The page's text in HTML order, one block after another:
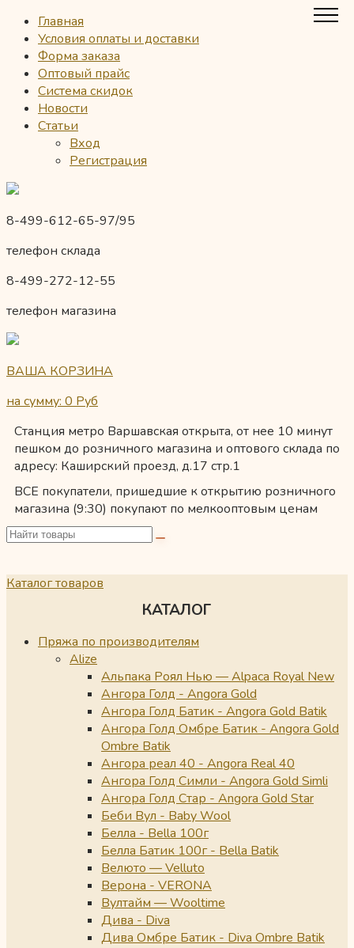
Главная
Условия оплаты и доставки
Форма заказа
Оптовый прайс
Система скидок
Новости
Статьи
Вход
Регистрация
8-499-612-65-97/95
телефон склада
8-499-272-12-55
телефон магазина
ВАША КОРЗИНА
на сумму: 0 Руб
Станция метро Варшавская открыта, от нее 10 минут
пешком до розничного магазина и оптового склада по
адресу: Каширский проезд, д.17 стр.1
ВСЕ покупатели, пришедшие к открытию розничного
магазина (9:30) покупают по мелкооптовым ценам
Каталог товаров
КАТАЛОГ
Пряжа по производителям
Alize
Альпака Роял Нью — Alpaca Royal New
Ангора Голд - Angora Gold
Ангора Голд Батик - Angora Gold Batik
Ангора Голд Омбре Батик - Angora Gold
Ombre Batik
Ангора реал 40 - Angora Real 40
Ангора Голд Симли - Angora Gold Simli
Ангора Голд Стар - Angora Gold Star
Беби Вул - Baby Wool
Белла - Bella 100г
Белла Батик 100г - Bella Batik
Велюто — Velluto
Верона - VERONA
Вултайм — Wooltime
Дива - Diva
Дива Омбре Батик - Diva Ombre Batik